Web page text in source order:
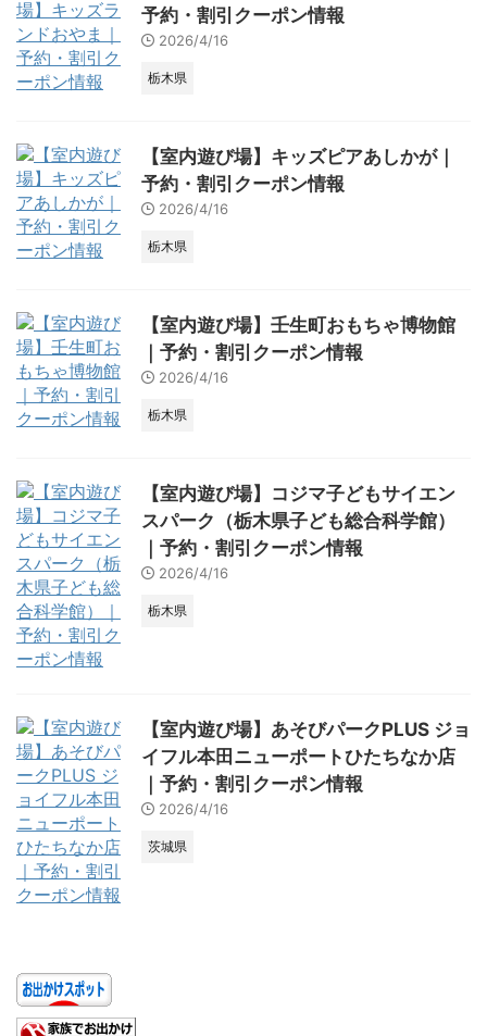
予約・割引クーポン情報
2026/4/16
栃木県
【室内遊び場】キッズピアあしかが｜
予約・割引クーポン情報
2026/4/16
栃木県
【室内遊び場】壬生町おもちゃ博物館
｜予約・割引クーポン情報
2026/4/16
栃木県
【室内遊び場】コジマ子どもサイエン
スパーク（栃木県子ども総合科学館）
｜予約・割引クーポン情報
2026/4/16
栃木県
【室内遊び場】あそびパークPLUS ジョ
イフル本田ニューポートひたちなか店
｜予約・割引クーポン情報
2026/4/16
茨城県